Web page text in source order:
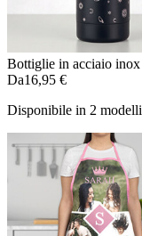
Bottiglie in acciaio inox
Da16,95 €
Disponibile in 2 modelli